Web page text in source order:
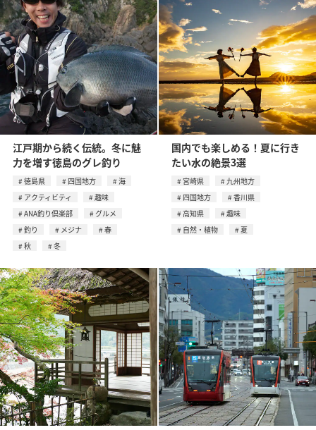
江戸期から続く伝統。冬に魅
力を増す徳島のグレ釣り
徳島県 四国地方
海
アクティビティ
趣味
ANA釣り倶楽部
グルメ
釣り
メジナ
春
秋
冬
国内でも楽しめる！夏に行き
たい水の絶景3選
宮崎県
九州地方
四国地方
香川県
高知県
趣味
自然・植物
夏